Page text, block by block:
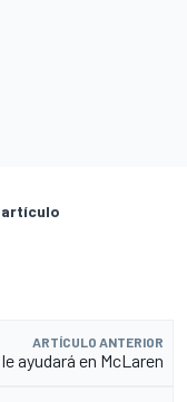
artículo
ARTÍCULO ANTERIOR
ayudará en McLaren